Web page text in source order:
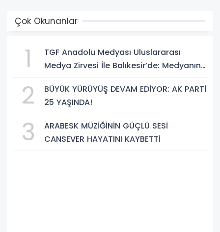
Çok Okunanlar
1
TGF Anadolu Medyası Uluslararası
Medya Zirvesi İle Balıkesir’de: Medyanın
2
BÜYÜK YÜRÜYÜŞ DEVAM EDİYOR: AK PARTİ
25 YAŞINDA!
3
ARABESK MÜZİĞİNİN GÜÇLÜ SESİ
CANSEVER HAYATINI KAYBETTİ